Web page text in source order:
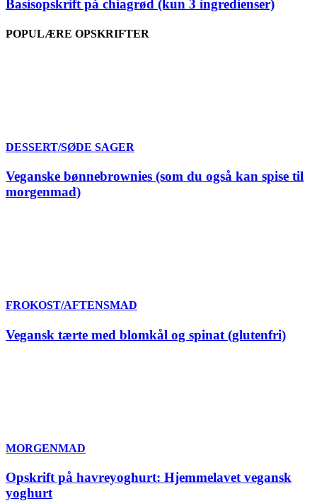
Basisopskrift på chiagrød (kun 3 ingredienser)
POPULÆRE OPSKRIFTER
DESSERT/SØDE SAGER
Veganske bønnebrownies (som du også kan spise til
morgenmad)
FROKOST/AFTENSMAD
Vegansk tærte med blomkål og spinat (glutenfri)
MORGENMAD
Opskrift på havreyoghurt: Hjemmelavet vegansk
yoghurt